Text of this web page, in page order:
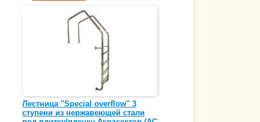
Лестница "Special overflow" 3
ступени из нержавеющей стали